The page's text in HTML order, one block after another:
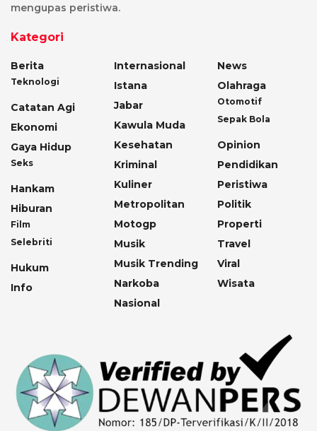
mengupas peristiwa.
Kategori
Berita
Teknologi
Catatan Agi
Ekonomi
Gaya Hidup
Seks
Hankam
Hiburan
Film
Selebriti
Hukum
Info
Internasional
Istana
Jabar
Kawula Muda
Kesehatan
Kriminal
Kuliner
Metropolitan
Motogp
Musik
Musik Trending
Narkoba
Nasional
News
Olahraga
Otomotif
Sepak Bola
Opinion
Pendidikan
Peristiwa
Politik
Properti
Travel
Viral
Wisata